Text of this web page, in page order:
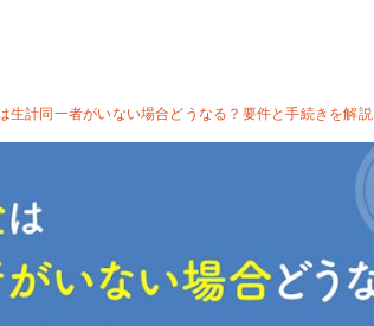
生計同一者がいない場合どうなる？要件と手続きを解説